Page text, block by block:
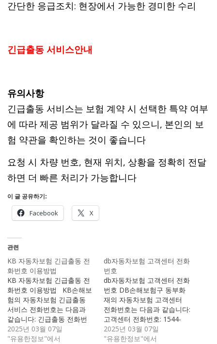
간단한 응급조치: 현장에서 가능한 경미한 수리
긴급출동 서비스안내
유의사항
긴급출동 서비스는 보험 계약 시 선택한 특약 여부
에 따라 제공 범위가 달라질 수 있으니, 본인의 보
험 약관을 확인하는 것이 좋습니다
요청 시 차량 번호, 현재 위치, 상황을 정확히 전달
하면 더 빠른 처리가 가능합니다
이 글 공유하기:
Facebook X
관련
KB 자동차보험 긴급출동 전
화번호 이용방법
KB 자동차보험 긴급출동 전
화번호 이용방법 KB손해보
험의 자동차보험 긴급출동
서비스 전화번호는 다음과
같습니다: 긴급출동 전화번
호: 1544-7400 24시간 365
일 운영되며, 사고 접수, 긴급
2025년 03월 07일
"유용한정보"에서
db자동차보험 고객센터 전화
번호
db자동차보험 고객센터 전화
번호 DB손해보험구 동부화
재의 자동차보험 고객센터
전화번호는 다음과 같습니다:
고객센터 전화번호: 1544-
0800 운영 시간 평일 오전 9
시 ~ 오후 6시 주말 및 공휴
2025년 03월 07일
"유용한정보"에서